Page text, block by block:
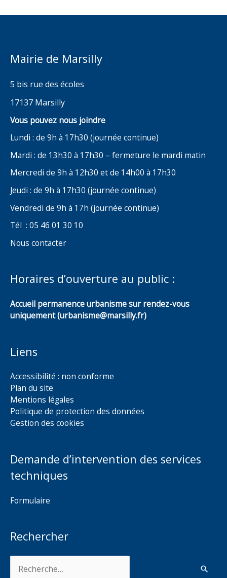
Mairie de Marsilly
5 bis rue des écoles
17137 Marsilly
Vous pouvez nous joindre
Lundi : de 9h à 17h30 (journée continue)
Mardi : de 13h30 à 17h30 – fermeture le mardi matin
Mercredi de 9h à 12h30 et de 14h00 à 17h30
Jeudi : de 9h à 17h30 (journée continue)
Vendredi de 9h à 17h (journée continue)
Tél : 05 46 01 30 10
Nous contacter
Horaires d’ouverture au public :
Accueil permanence urbanisme sur rendez-vous
uniquement (urbanisme@marsilly.fr)
Liens
Accessibilité : non conforme
Plan du site
Mentions légales
Politique de protection des données
Gestion des cookies
Demande d’intervention des services
techniques
Formulaire
Rechercher